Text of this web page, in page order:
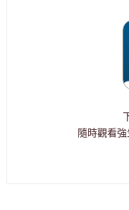
隨時觀看